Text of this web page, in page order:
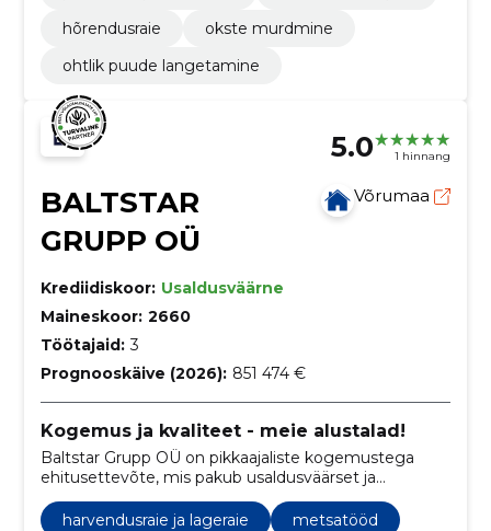
hõrendusraie
okste murdmine
ohtlik puude langetamine
5.0 1 hinnang
BALTSTAR
GRUPP OÜ
Võrumaa
Krediidiskoor: Usaldusväärne
Maineskoor: 2660
Töötajaid: 3
Prognooskäive (2026): 851 474 €
Kogemus ja kvaliteet - meie alustalad!
Baltstar Grupp OÜ on pikkaajaliste kogemustega
ehitusettevõte, mis pakub usaldusväärset ja
kõrgekvaliteediga teenuseid. Valdkondadeks nii
metsahooldustööd kui ka ehitus.
harvendusraie ja lageraie
metsatööd